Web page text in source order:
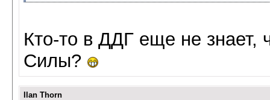
Кто-то в ДДГ еще не знает,
Силы?
Ilan Thorn